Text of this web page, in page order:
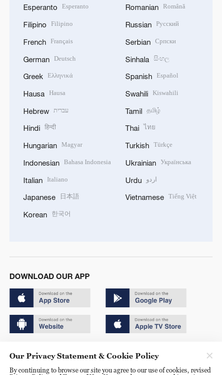
Esperanto Esperanto
Filipino Filipino
French Français
German Deutsch
Greek Ελληνικά
Hausa Hausa
Hebrew עברית
Hindi हिन्दी
Hungarian Magyar
Indonesian Bahasa Indonesia
Italian Italiano
Japanese 日本語
Korean 한국어
Romanian Română
Russian Русский
Serbian Српски
Sinhala සිංහල
Spanish Español
Swahili Kiswahili
Tamil தமிழ்
Thai ไทย
Turkish Türkçe
Ukrainian Українська
Urdu اردو
Vietnamese Tiếng Việt
DOWNLOAD OUR APP
京ICP备20000184号
Our Privacy Statement & Cookie Policy
By continuing to browse our site you agree to our use of cookies, revised